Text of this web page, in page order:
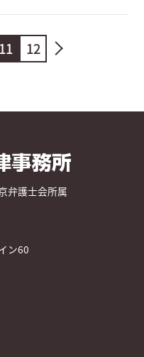
11 12
弁護士会所属
ン60